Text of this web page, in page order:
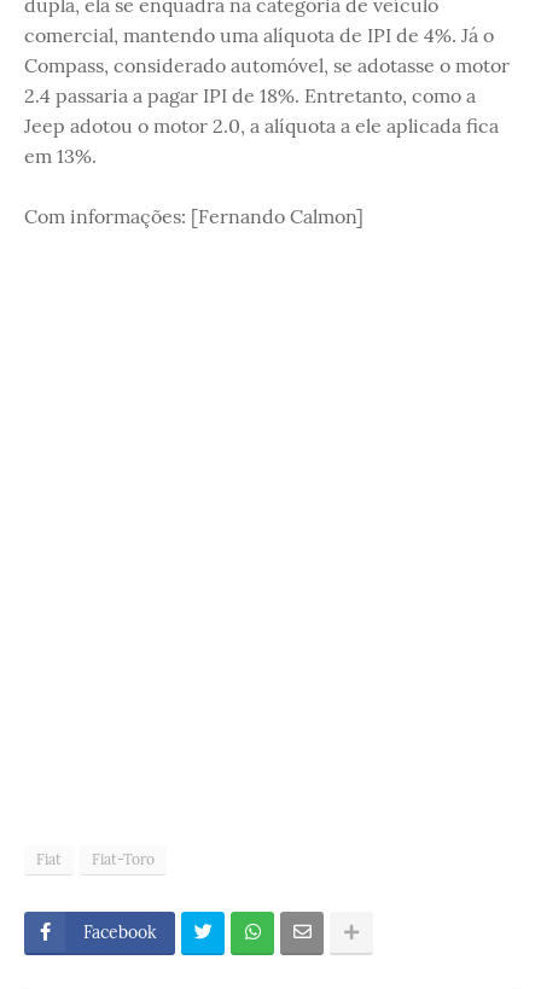
comercial, mantendo uma alíquota de IPI de 4%. Já o
Compass, considerado automóvel, se adotasse o motor
2.4 passaria a pagar IPI de 18%. Entretanto, como a
Jeep adotou o motor 2.0, a alíquota a ele aplicada fica
em 13%.
Com informações: [Fernando Calmon]
Fiat Fiat-Toro
Facebook